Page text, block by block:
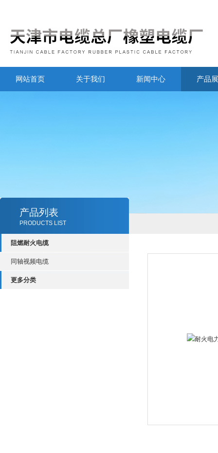
网站首页 关于我们 新闻中心 产品
产品列表
PRODUCTS LIST
阻燃耐火电缆
同轴视频电缆
更多分类